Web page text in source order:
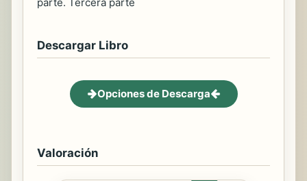
Descargar Libro
Opciones de Descarga
Valoración